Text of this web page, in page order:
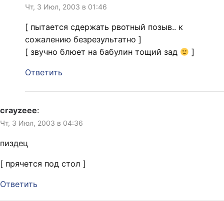
Чт, 3 Июл, 2003 в 01:46
[ пытается сдержать рвотный позыв.. к
сожалению безрезультатно ]
[ звучно блюет на бабулин тощий зад
]
Ответить
crayzeee:
Чт, 3 Июл, 2003 в 04:36
пиздец
[ прячется под стол ]
Ответить